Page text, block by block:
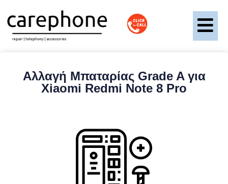
Αλλαγή Μπαταρίας Grade A για
Xiaomi Redmi Note 8 Pro